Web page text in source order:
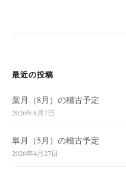
最近の投稿
葉月（8月）の稽古予定
2026年8月7日
皐月（5月）の稽古予定
2026年4月27日